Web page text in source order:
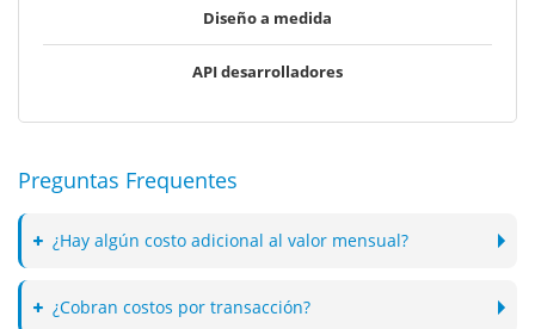
Diseño a medida
API desarrolladores
Preguntas Frequentes
¿Hay algún costo adicional al valor mensual?
¿Cobran costos por transacción?